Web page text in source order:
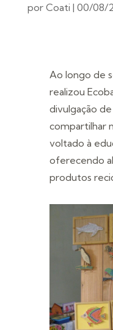
por Coati | 00/08/
Ao longo de
realizou
divulgação
compartilhar
voltado à
oferecendo
produtos